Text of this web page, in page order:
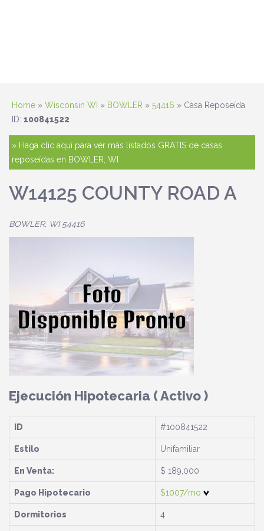
Home » Wisconsin WI » BOWLER » 54416 » Casa Reposeída
ID: 100841522
» Haga clic aquí para ver más listados GRATIS de casas
reposeídas en BOWLER, WI
W14125 COUNTY ROAD A
BOWLER, WI 54416
Ejecución Hipotecaria ( Activo )
ID #100841522
Estilo Unifamiliar
En Venta: $ 189,000
Pago Hipotecario $1007/mo
Dormitorios 4